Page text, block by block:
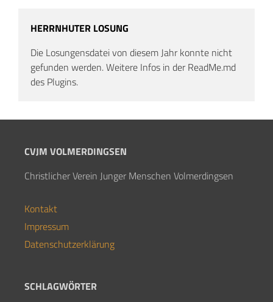
HERRNHUTER LOSUNG
Die Losungensdatei von diesem Jahr konnte nicht
gefunden werden. Weitere Infos in der ReadMe.md
des Plugins.
CVJM VOLMERDINGSEN
Christlicher Verein Junger Menschen Volmerdingsen
Kontakt
Impressum
Datenschutzerklärung
SCHLAGWÖRTER